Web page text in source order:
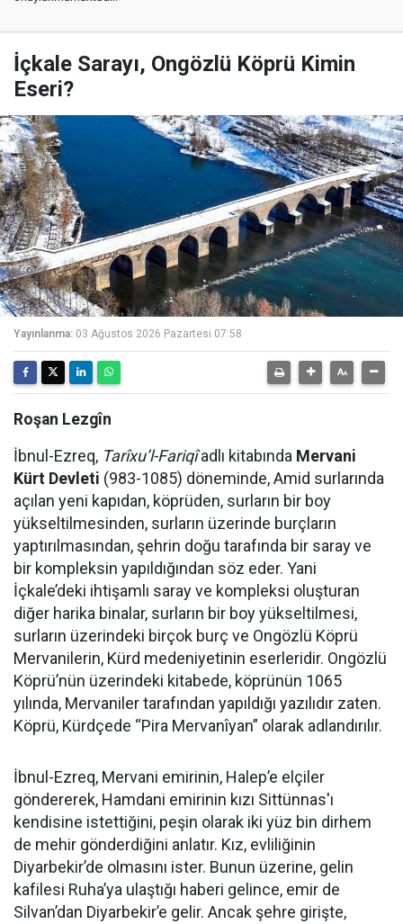
İçkale Sarayı, Ongözlü Köprü Kimin
Eseri?
Yayınlanma: 03 Ağustos 2026 Pazartesi 07:58
Roşan Lezgîn
İbnul-Ezreq, Tarîxu’l-Fariqîadlı kitabında Mervani
Kürt Devleti (983-1085) döneminde, Amid surlarında
açılan yeni kapıdan, köprüden, surların bir boy
yükseltilmesinden, surların üzerinde burçların
yaptırılmasından, şehrin doğu tarafında bir saray ve
bir kompleksin yapıldığından söz eder. Yani
İçkale’deki ihtişamlı saray ve kompleksi oluşturan
diğer harika binalar, surların bir boy yükseltilmesi,
surların üzerindeki birçok burç ve Ongözlü Köprü
Mervanilerin, Kürd medeniyetinin eserleridir. Ongözlü
Köprü’nün üzerindeki kitabede, köprünün 1065
yılında, Mervaniler tarafından yapıldığı yazılıdır zaten.
Köprü, Kürdçede “Pira Mervanîyan” olarak adlandırılır.
İbnul-Ezreq, Mervani emirinin, Halep’e elçiler
göndererek, Hamdani emirinin kızı Sittünnas'ı
kendisine istettiğini, peşin olarak iki yüz bin dirhem
de mehir gönderdiğini anlatır. Kız, evliliğinin
Diyarbekir’de olmasını ister. Bunun üzerine, gelin
kafilesi Ruha’ya ulaştığı haberi gelince, emir de
Silvan’dan Diyarbekir’e gelir. Ancak şehre girişte,